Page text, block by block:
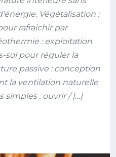
Végétalisation :
rafraîchir par
: exploitation
sol pour réguler la
passive : conception
la ventilation naturelle
simples : ouvrir / […]